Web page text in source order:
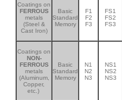
Coatings on
FERROUS
metals
(Steel &
Cast Iron)
Basic
Standard
Memory
F1
F2
F3
FS1
FS2
FS3
Coatings on
NON-
FERROUS
metals
(Aluminum,
Copper,
etc.)
Basic
Standard
Memory
N1
N2
N3
NS1
NS2
NS3